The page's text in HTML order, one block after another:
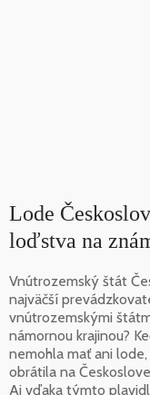
Lode
loďstva na
Vnútrozemský štát
najväčší
vnútrozemskými
námornou krajinou?
nemohla mať ani
obrátila na
Aj vďaka týmto